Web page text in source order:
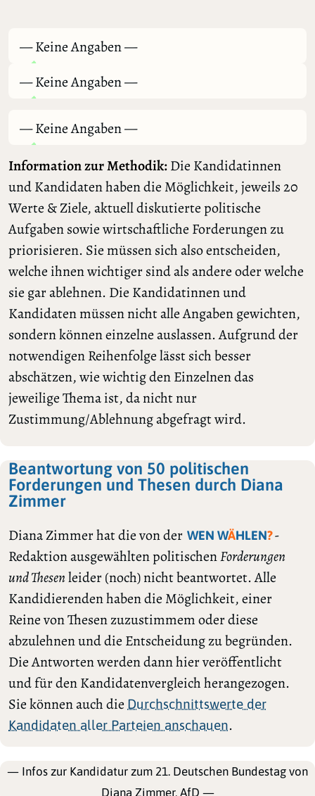
— Keine Angaben —
— Keine Angaben —
— Keine Angaben —
Information zur Methodik:Die Kandidatinnen
und Kandidaten haben die Möglichkeit, jeweils 20
Werte & Ziele, aktuell diskutierte politische
Aufgaben sowie wirtschaftliche Forderungen zu
priorisieren. Sie müssen sich also entscheiden,
welche ihnen wichtiger sind als andere oder welche
sie gar ablehnen. Die Kandidatinnen und
Kandidaten müssen nicht alle Angaben gewichten,
sondern können einzelne auslassen. Aufgrund der
notwendigen Reihenfolge lässt sich besser
abschätzen, wie wichtig den Einzelnen das
jeweilige Thema ist, da nicht nur
Zustimmung/Ablehnung abgefragt wird.
Beantwortung von 50 politischen
Forderungen und Thesen durch Diana
Zimmer
Diana Zimmer hat die von der WEN WÄHLEN?-
Redaktion ausgewählten politischenForderungen
und Thesenleider (noch) nicht beantwortet. Alle
Kandidierenden haben die Möglichkeit, einer
Reine von Thesen zuzustimmem oder diese
abzulehnen und die Entscheidung zu begründen.
Die Antworten werden dann hier veröffentlicht
und für den Kandidatenvergleich herangezogen.
Sie können auch die Durchschnittswerte der
Kandidaten aller Parteien anschauen.
— Infos zur Kandidatur zum 21. Deutschen Bundestag von
Diana Zimmer, AfD —